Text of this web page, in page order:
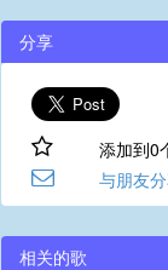
分享
添加到0
与朋友
相关的歌